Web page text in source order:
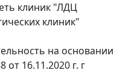
клиник "ЛДЦ
клиник"
на основании
от 16.11.2020 г. г